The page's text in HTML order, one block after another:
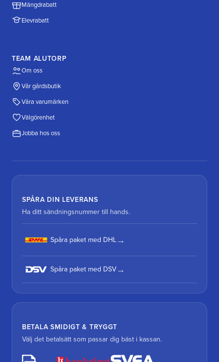
Mängdrabatt
Elevrabatt
TEAM ALUTORP
Om oss
Vår gårdsbutik
Våra varumärken
Välgörenhet
Jobba hos oss
SPÅRA DIN LEVERANS
Ha ditt sändningsnummer till hands.
Spåra paket med DHL
Spåra paket med DSV
BETALA SMIDIGT & TRYGGT
Välj det betalsätt som passar dig bäst i kassan.